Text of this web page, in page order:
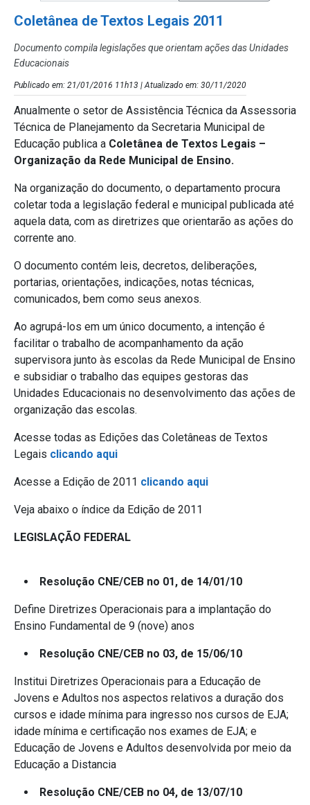
Coletânea de Textos Legais 2011
Documento compila legislações que orientam ações das Unidades
Educacionais
Publicado em: 21/01/2016 11h13 | Atualizado em: 30/11/2020
Anualmente o setor de Assistência Técnica da Assessoria
Técnica de Planejamento da Secretaria Municipal de
Educação publica a Coletânea de Textos Legais –
Organização da Rede Municipal de Ensino.
Na organização do documento, o departamento procura
coletar toda a legislação federal e municipal publicada até
aquela data, com as diretrizes que orientarão as ações do
corrente ano.
O documento contém leis, decretos, deliberações,
portarias, orientações, indicações, notas técnicas,
comunicados, bem como seus anexos.
Ao agrupá-los em um único documento, a intenção é
facilitar o trabalho de acompanhamento da ação
supervisora junto às escolas da Rede Municipal de Ensino
e subsidiar o trabalho das equipes gestoras das
Unidades Educacionais no desenvolvimento das ações de
organização das escolas.
Acesse todas as Edições das Coletâneas de Textos
Legais clicando aqui
Acesse a Edição de 2011 clicando aqui
Veja abaixo o índice da Edição de 2011
LEGISLAÇÃO FEDERAL
Resolução CNE/CEB no 01, de 14/01/10
Define Diretrizes Operacionais para a implantação do
Ensino Fundamental de 9 (nove) anos
Resolução CNE/CEB no 03, de 15/06/10
Institui Diretrizes Operacionais para a Educação de
Jovens e Adultos nos aspectos relativos a duração dos
cursos e idade mínima para ingresso nos cursos de EJA;
idade mínima e certificação nos exames de EJA; e
Educação de Jovens e Adultos desenvolvida por meio da
Educação a Distancia
Resolução CNE/CEB no 04, de 13/07/10